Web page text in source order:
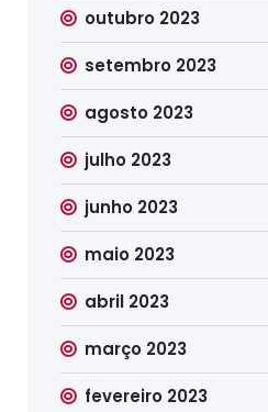
outubro 2023
setembro 2023
agosto 2023
julho 2023
junho 2023
maio 2023
abril 2023
março 2023
fevereiro 2023